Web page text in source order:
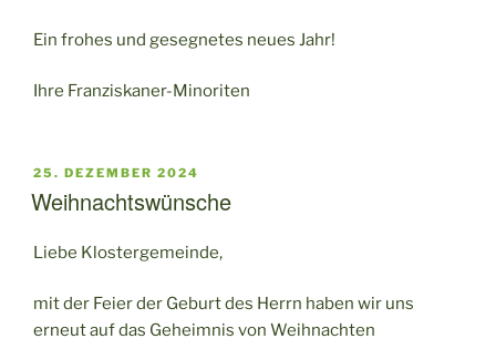
Ein frohes und gesegnetes neues Jahr!
Ihre Franziskaner-Minoriten
VERÖFFENTLICHT
AM
25. DEZEMBER 2024
Weihnachtswünsche
Liebe Klostergemeinde,
mit der Feier der Geburt des Herrn haben wir uns
erneut auf das Geheimnis von Weihnachten